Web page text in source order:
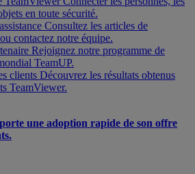
en toute sécurité.
Consultez les articles de
contactez notre équipe.
Rejoignez notre programme de
TeamUP.
clients Découvrez les résultats obtenus
TeamViewer.
une adoption rapide de son offre